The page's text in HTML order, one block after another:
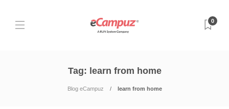
0
Tag: learn from home
Blog eCampuz learn from home